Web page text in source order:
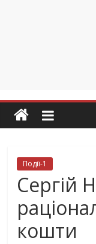
Події-1
Сергій
кошти